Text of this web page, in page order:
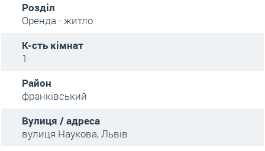
Розділ
Оренда - житло
К-сть кімнат
1
Район
франківський
Вулиця / адреса
вулиця Наукова, Львів